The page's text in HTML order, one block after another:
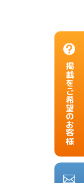
掲載をご希望のお客様